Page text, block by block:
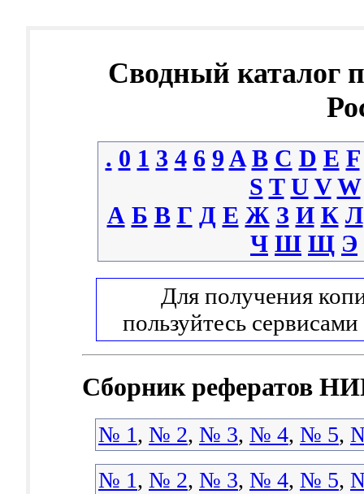
Сводный каталог
. 0 1 3 4 6 9 A B C D E F
S T U V W
А Б В Г Д Е Ж З И К Л
Ч Ш Щ Э
Для получения
пользуйтесь сервисами
Сборник рефератов
№ 1, № 2, № 3, № 4, № 5,
№ 1, № 2, № 3, № 4, № 5,